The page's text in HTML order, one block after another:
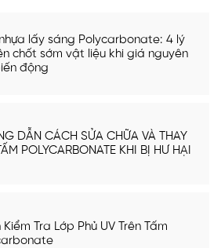
lấy sáng Polycarbonate: 4 lý
chốt sớm vật liệu khi giá nguyên
động
DẪN CÁCH SỬA CHỮA VÀ THAY
POLYCARBONATE KHI BỊ HƯ HẠI
Tra Lớp Phủ UV Trên Tấm